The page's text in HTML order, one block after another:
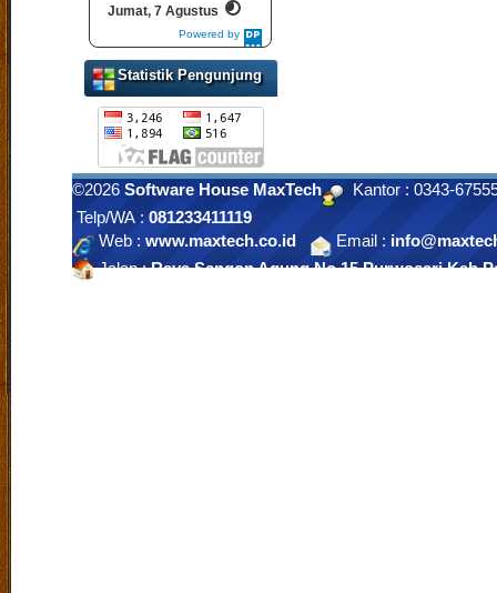
Powered by
DaysPedia.com
Jumat, 7 Agustus
Statistik Pengunjung
©2026 Software House MaxTech
Kantor : 0343-
Telp/WA : 081233411119
Web : www.maxtech.co.id Email :
Jalan :Raya Sengon Agung No 15 Purwosari